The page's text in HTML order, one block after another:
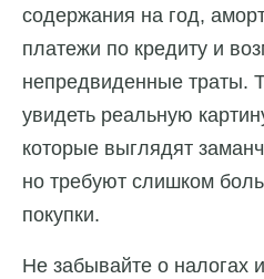
содержания на год,
платежи по кредиту и
непредвиденные траты.
увидеть реальную
которые выглядят
но требуют слишком
покупки.
Не забывайте о налогах